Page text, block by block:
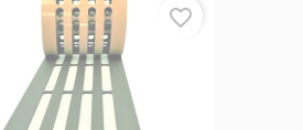
favorite_border